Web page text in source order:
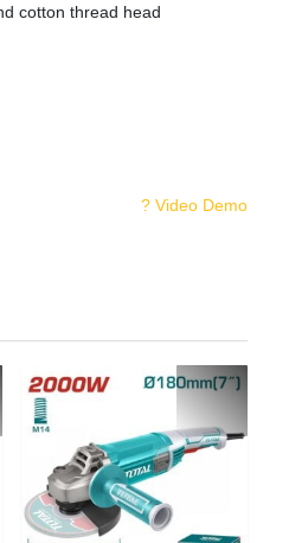
cotton thread head
? Video Demo